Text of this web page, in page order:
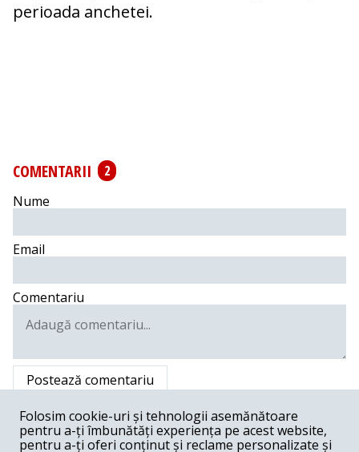
perioada anchetei.
COMENTARII
2
Nume
Email
Comentariu
Postează comentariu
Darius - 05-20-2018
păi ce Iohanis nu s-a folosit de tragedie??? nu a schimbat
Folosim cookie-uri și tehnologii asemănătoare
pentru a-ți îmbunătăți experiența pe acest website,
pentru a-ți oferi conținut și reclame personalizate și